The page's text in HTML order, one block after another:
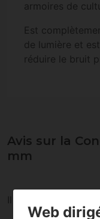
armoires de
Est
de lumière et
réduire le bruit
Avis sur la
mm
Web